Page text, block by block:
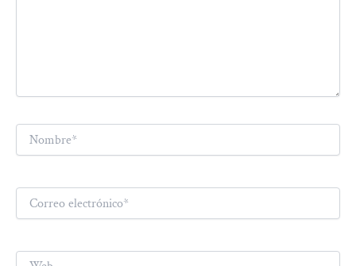
Nombre*
Correo
electrónico*
Web